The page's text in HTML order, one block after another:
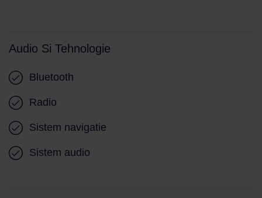
Audio Si Tehnologie
Bluetooth
Radio
Sistem navigatie
Sistem audio